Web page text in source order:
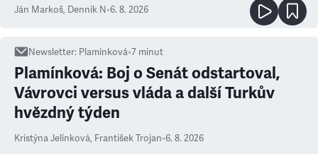
Ján Markoš, Denník N•6. 8. 2026
Newsletter: Plamínková•7 minut
Plamínková: Boj o Senát odstartoval,
Vávrovci versus vláda a další Turkův
hvězdný týden
Kristýna Jelínková, František Trojan•6. 8. 2026